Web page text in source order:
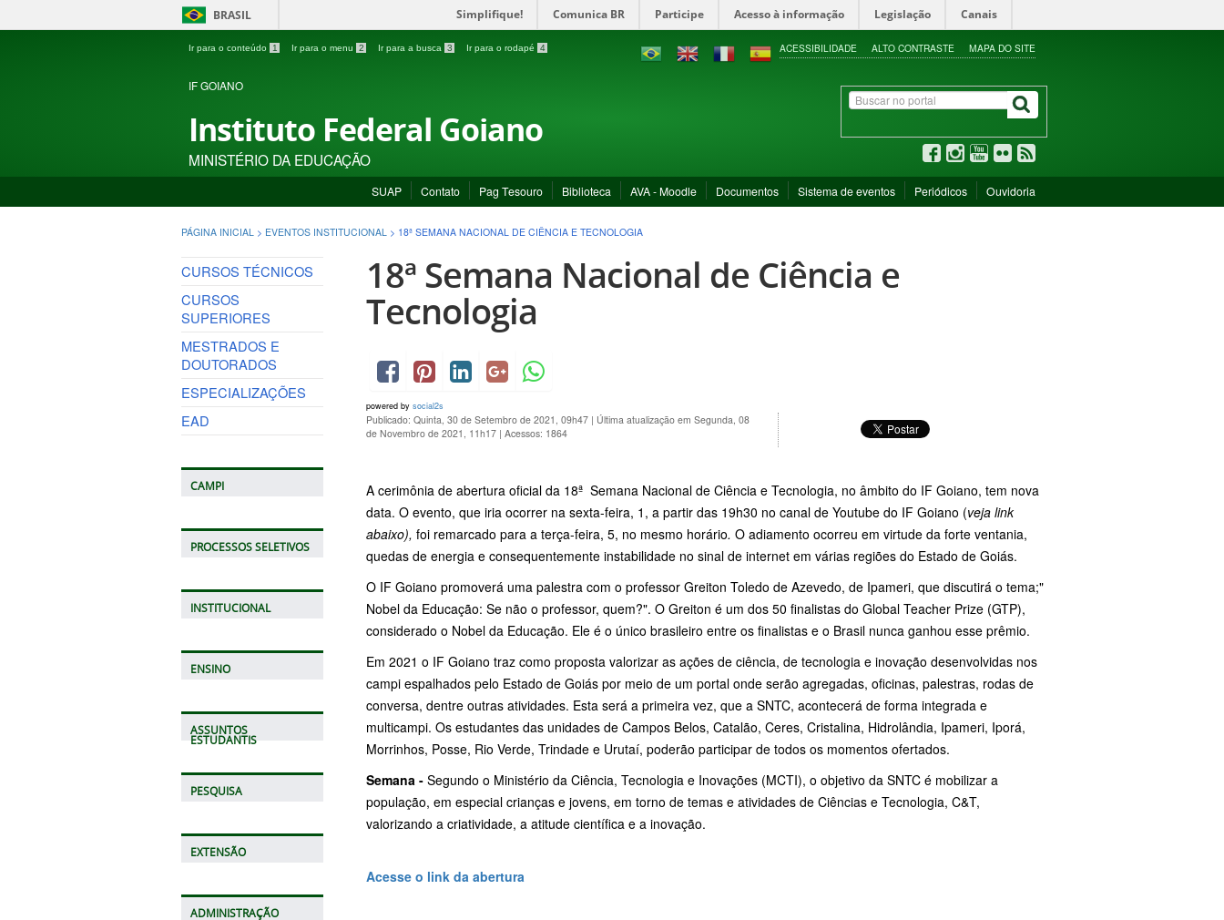
BRASIL Simplifique! Comunica BR Participe Acesso à informação Legislação Canais
Ir para o conteúdo 1 Ir para o menu 2 Ir para a busca 3 Ir para o rodapé 4 ACESSIBILIDADE ALTO CONTRASTE MAPA DO SITE
IF GOIANO
Instituto Federal Goiano
MINISTÉRIO DA EDUCAÇÃO
SUAP Contato Pag Tesouro Biblioteca AVA - Moodle Documentos Sistema de eventos Periódicos Ouvidoria
PÁGINA INICIAL > EVENTOS INSTITUCIONAL > 18ª SEMANA NACIONAL DE CIÊNCIA E TECNOLOGIA
CURSOS TÉCNICOS
CURSOS
SUPERIORES
MESTRADOS E
DOUTORADOS
ESPECIALIZAÇÕES
EAD
CAMPI
PROCESSOS SELETIVOS
INSTITUCIONAL
ENSINO
ASSUNTOS
ESTUDANTIS
PESQUISA
EXTENSÃO
ADMINISTRAÇÃO
18ª Semana Nacional de Ciência e
Tecnologia
powered by social2s
Publicado: Quinta, 30 de Setembro de 2021, 09h47 | Última atualização em Segunda, 08
de Novembro de 2021, 11h17 | Acessos: 1864
A cerimônia de abertura oficial da 18ª Semana Nacional de Ciência e Tecnologia, no âmbito do IF Goiano, tem nova
data. O evento, que iria ocorrer na sexta-feira, 1, a partir das 19h30 no canal de Youtube do IF Goiano (veja link
abaixo), foi remarcado para a terça-feira, 5, no mesmo horário. O adiamento ocorreu em virtude da forte ventania,
quedas de energia e consequentemente instabilidade no sinal de internet em várias regiões do Estado de Goiás.
O IF Goiano promoverá uma palestra com o professor Greiton Toledo de Azevedo, de Ipameri, que discutirá o tema;"
Nobel da Educação: Se não o professor, quem?". O Greiton é um dos 50 finalistas do Global Teacher Prize (GTP),
considerado o Nobel da Educação. Ele é o único brasileiro entre os finalistas e o Brasil nunca ganhou esse prêmio.
Em 2021 o IF Goiano traz como proposta valorizar as ações de ciência, de tecnologia e inovação desenvolvidas nos
campi espalhados pelo Estado de Goiás por meio de um portal onde serão agregadas, oficinas, palestras, rodas de
conversa, dentre outras atividades. Esta será a primeira vez, que a SNTC, acontecerá de forma integrada e
multicampi. Os estudantes das unidades de Campos Belos, Catalão, Ceres, Cristalina, Hidrolândia, Ipameri, Iporá,
Morrinhos, Posse, Rio Verde, Trindade e Urutaí, poderão participar de todos os momentos ofertados.
Semana - Segundo o Ministério da Ciência, Tecnologia e Inovações (MCTI), o objetivo da SNTC é mobilizar a
população, em especial crianças e jovens, em torno de temas e atividades de Ciências e Tecnologia, C&T,
valorizando a criatividade, a atitude científica e a inovação.
Acesse o link da abertura